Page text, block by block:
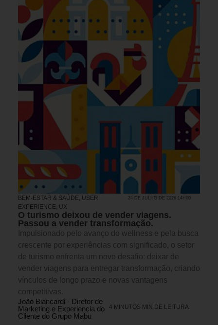
BEM-ESTAR & SAÚDE USER
EXPERIENCE, UX
24 DE JULHO DE 2026 14H00
O turismo deixou de vender viagens.
Passou a vender transformação.
Impulsionado pelo avanço do wellness e pela busca
crescente por experiências com significado, o setor
de turismo enfrenta um novo desafio: deixar de
vender viagens para entregar transformação, criando
vínculos de longo prazo e novas vantagens
competitivas.
João Biancardi - Diretor de
Marketing e Experiencia do
Cliente do Grupo Mabu
4 MINUTOS MIN DE LEITURA